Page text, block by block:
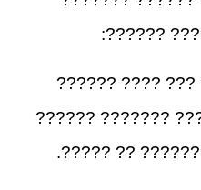
???? ????
1. ???????
????????? ?????
????? ???